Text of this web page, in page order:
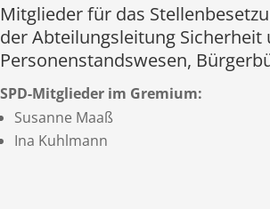
Mitglieder für das
der Abteilungsleitung Sicherheit
Personenstandswesen,
SPD-Mitglieder im Gremium:
Susanne Maaß
Ina Kuhlmann